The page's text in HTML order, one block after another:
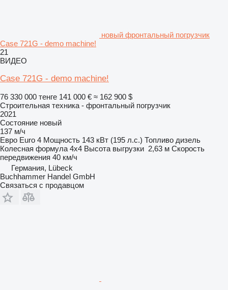
новый фронтальный погрузчик
Case 721G - demo machine!
21
ВИДЕО
Case 721G - demo machine!
76 330 000 тенге 141 000 € ≈ 162 900 $
Строительная техника - фронтальный погрузчик
2021
Состояние новый
137 м/ч
Евро Euro 4 Мощность 143 кВт (195 л.с.) Топливо дизель
Колесная формула 4x4 Высота выгрузки 2,63 м Скорость
передвижения 40 км/ч
Германия, Lübeck
Buchhammer Handel GmbH
Связаться с продавцом